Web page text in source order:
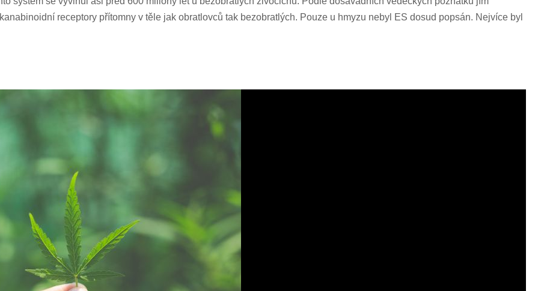
receptory přítomny v těle jak obratlovců tak bezobratlých. Pouze u hmyzu nebyl ES dosud popsán. Nejvíce byl